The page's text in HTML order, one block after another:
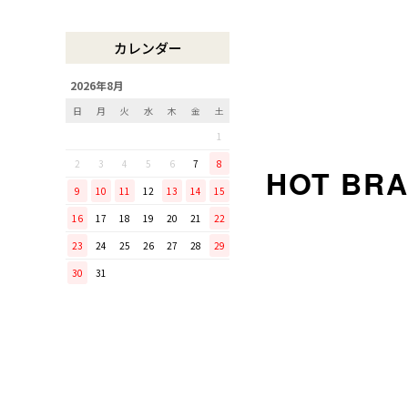
リンゴのための魅せるナイフ
『pomme』
「毎日納豆を食べていま
てほしい山只華陶苑の納豆鉢
調理から盛り付けまでこなす
「寿 菜箸」は、とても優秀
作所のペティナイフ「ゆり
ミニパンのお手入れ方法
ミニパン（大）で料理を楽し
カレンダー
2026年8月
日 月 火 水 木 金
土
1
2
3 4 5 6 7
8
9
10 11 12 13 14
15
16
17 18 19 20 21
22
23
24 25 26 27 28
29
30
31